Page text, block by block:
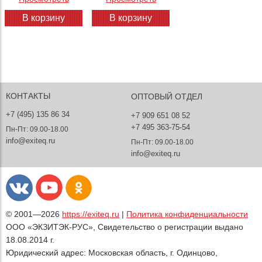
Простой дизайн, вписывающийся в любые кухни;
Легкий и быстрый монтаж;
Долговечность;
При желании в конструкцию помещается угольный фильтр,
позволяющий отфильтрованному воздуху возвращаться в
помещение в чистом виде.
Где купить качественную вытяжку
На нашем сайте можно заказать купольные вытяжки фирмы
EXITEQ (Kavez и EX) из нержавеющей стали с механическим
управлением. Подробные характеристики изделий указаны в
купить которую можно в один клик на нашем сайте, доступна
по всему городу. Возможность пересылки в другие города
доступна в случае дополнительной платы.
В корзину В корзину
КОНТАКТЫ
+7 (495) 135 86 34
Пн-Пт: 09.00-18.00
info@exiteq.ru
ОПТОВЫЙ ОТДЕЛ
+7 909 651 08 52
+7 495 363-75-54
Пн-Пт: 09.00-18.00
info@exiteq.ru
© 2001—2026 https://exiteq.ru | Политика конфиденциальности
ООО «ЭКЗИТЭК-РУС», Свидетельство о регистрации выдано
18.08.2014 г.
Юридический адрес: Московская область, г. Одинцово,